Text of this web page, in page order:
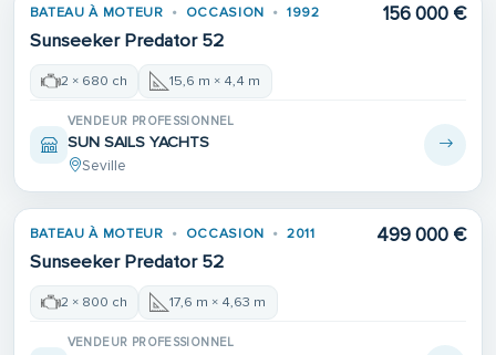
BATEAU À MOTEUR OCCASION 1992
Sunseeker Predator 52
156 000 €
2 × 680 ch 15,6 m × 4,4 m
VENDEUR PROFESSIONNEL
SUN SAILS YACHTS
Seville
BATEAU À MOTEUR OCCASION 2011
Sunseeker Predator 52
499 000 €
2 × 800 ch 17,6 m × 4,63 m
VENDEUR PROFESSIONNEL